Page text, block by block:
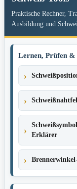
Praktische Rechner,
Ausbildung und
Lernen, Prüfen &
Erklärer